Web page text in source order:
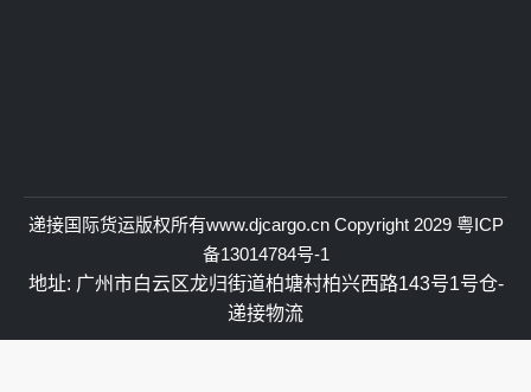
递接国际货运版权所有www.djcargo.cnCopyright 2029 粤ICP
备13014784号-1
地址: 广州市白云区龙归街道柏塘村柏兴西路143号1号仓-
递接物流